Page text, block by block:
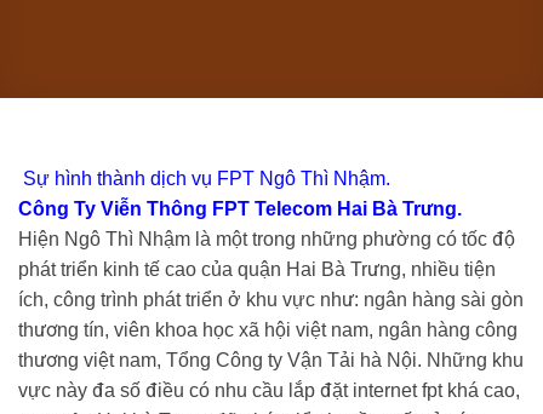
Sự hình thành dịch vụ FPT Ngô Thì Nhậm.
Công Ty Viễn Thông FPT Telecom Hai Bà Trưng.
Hiện Ngô Thì Nhậm là một trong những phường có tốc độ
phát triển kinh tế cao của quận Hai Bà Trưng, nhiều tiện
ích, công trình phát triển ở khu vực như: ngân hàng sài gòn
thương tín, viên khoa học xã hội việt nam, ngân hàng công
thương việt nam, Tổng Công ty Vận Tải hà Nội. Những khu
vực này đa số điều có nhu cầu lắp đặt internet fpt khá cao,